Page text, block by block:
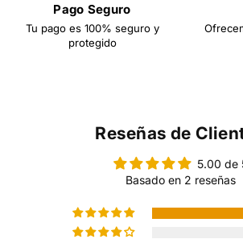
Pago Seguro
Tu pago es 100% seguro y
protegido
Reseñas de
5.00 de
Basado en 2 reseñas